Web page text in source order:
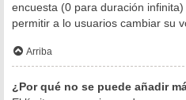
encuesta (0 para duración
permitir a lo usuarios cambiar su
Arriba
¿Por qué no se puede añadir